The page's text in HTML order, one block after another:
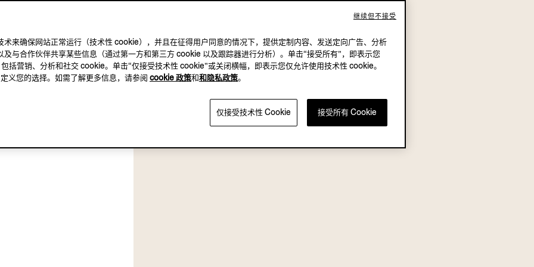
来确保网站正常运行（技术性 cookie），并且在征得用户同意的情况下，提供定制内容、发送定向广告、分析
与合作伙伴共享某些信息（通过第一方和第三方 cookie 以及跟踪器进行分析）。单击“接受所有”，即表示您
括营销、分析和社交 cookie。单击“仅接受技术性 cookie”或关闭横幅，即表示您仅允许使用技术性 cookie。
义您的选择。如需了解更多信息，请参阅 cookie 政策和和隐私政策。
仅接受技术性 Cookie 接受所有 Cookie
继续但不接受